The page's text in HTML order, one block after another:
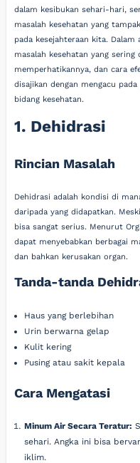
dalam kesibukan sehari-hari,
masalah kesehatan yang
pada kesejahteraan kita.
masalah kesehatan yang
memperhatikannya, dan cara
disajikan dengan mengacu
bidang kesehatan.
1. Dehidrasi
Rincian Masalah
Dehidrasi adalah kondisi di
daripada yang didapatkan.
bisa sangat serius. Menurut
dapat menyebabkan berbagai
dan bahkan kerusakan organ.
Tanda-tanda
Haus yang berlebihan
Urin berwarna gelap
Kulit kering
Pusing atau sakit kepala
Cara Mengatasi
Minum Air Secara Teratur:
sehari. Angka ini bisa
iklim.